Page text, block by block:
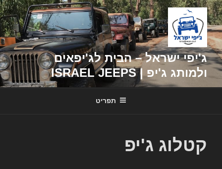
דילוג
לתוכן
ג'יפי ישראל – הבית לג'יפאים
ולמותג ג'יפ | ISRAEL JEEPS
תפריט
קטלוג ג'יפ